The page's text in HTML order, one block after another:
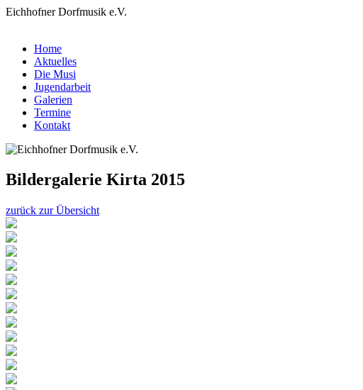
Eichhofner Dorfmusik e.V.
Home
Aktuelles
Die Musi
Jugendarbeit
Galerien
Termine
Kontakt
Bildergalerie Kirta 2015
zurück zur Übersicht